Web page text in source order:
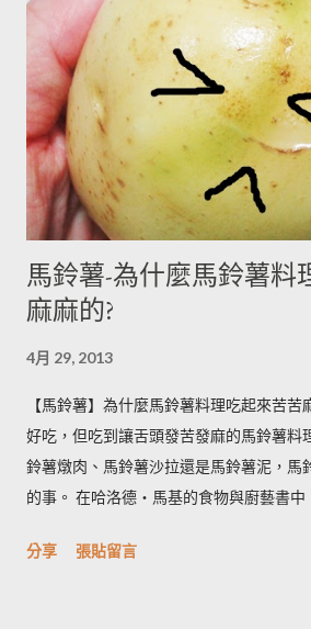
馬鈴薯-為什麼馬鈴薯料
麻麻的?
4月 29, 2013
【馬鈴薯】為什麼馬鈴薯料理吃起來苦苦
好吃，但吃到讓舌頭發苦發麻的馬鈴薯料
鈴薯燉肉、馬鈴薯沙拉還是馬鈴薯泥，馬
的事。 在哈洛德‧馬基的食物與廚藝書中
房知識！ ◆ 馬鈴薯有苦味正常嗎？ 正常
分享 張貼留言